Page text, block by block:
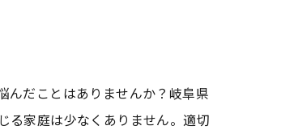
んだことはありませんか？岐阜県
る家庭は少なくありません。適切